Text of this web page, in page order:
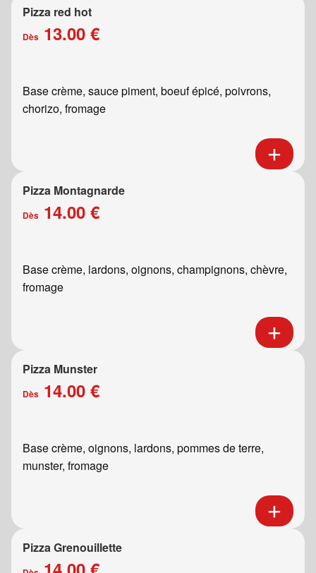
Pizza red hot
Dès 13.00 €
Base crème, sauce piment, boeuf épicé, poivrons,
chorizo, fromage
Pizza Montagnarde
Dès 14.00 €
Base crème, lardons, oignons, champignons, chèvre,
fromage
Pizza Munster
Dès 14.00 €
Base crème, oignons, lardons, pommes de terre,
munster, fromage
Pizza Grenouillette